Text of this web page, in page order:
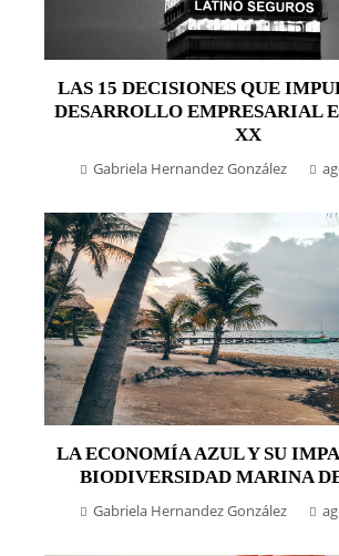
LAS 15 DECISIONES QUE
DESARROLLO EMPRESARIAL
XX
Gabriela Hernandez González
LA ECONOMÍA AZUL Y SU
BIODIVERSIDAD MARINA
Gabriela Hernandez González